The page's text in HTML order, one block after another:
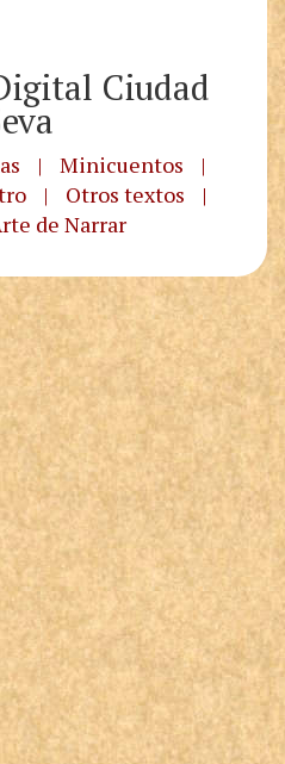
Ciudad
| Minicuentos
|
| Otros textos
|
de Narrar